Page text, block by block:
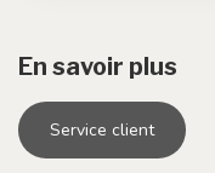
En savoir plus
Service client